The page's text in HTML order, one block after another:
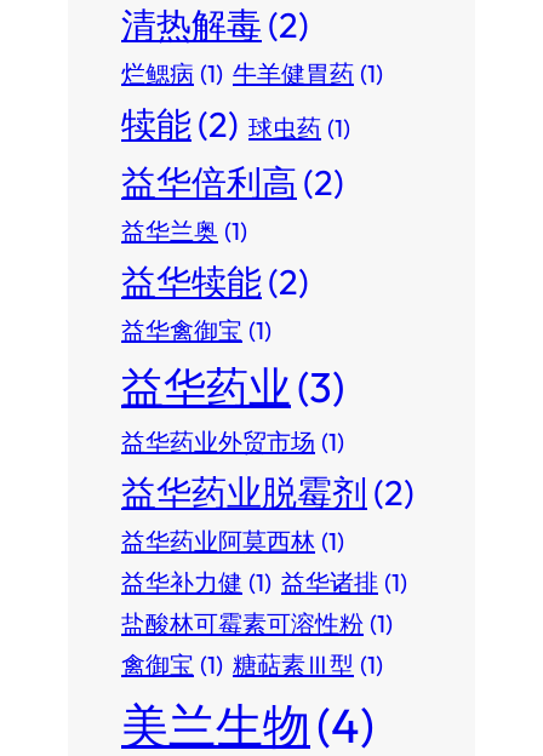
清热解毒(2)
烂鳃病 (1) 牛羊健胃药 (1)
犊能(2) 球虫药 (1)
益华倍利高(2)
益华兰奥 (1)
益华犊能(2)
益华禽御宝 (1)
益华药业(3)
益华药业外贸市场 (1)
益华药业脱霉剂 (2)
益华药业阿莫西林 (1)
益华补力健 (1) 益华诸排 (1)
盐酸林可霉素可溶性粉 (1)
禽御宝 (1) 糖萜素Ⅲ型 (1)
美兰生物(4)